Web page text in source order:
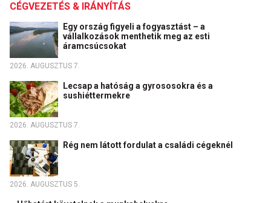
CÉGVEZETÉS & IRÁNYÍTÁS
Egy ország figyeli a fogyasztást – a
vállalkozások menthetik meg az esti
áramcsúcsokat
2026. AUGUSZTUS 7.
Lecsap a hatóság a gyrososokra és a
sushiéttermekre
2026. AUGUSZTUS 7.
Rég nem látott fordulat a családi cégeknél
2026. AUGUSZTUS 5.